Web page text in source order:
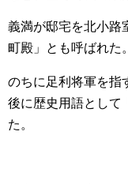
義満が邸宅を北小路
町殿」とも呼ばれた。
のちに足利将軍を指
後に歴史用語として
た。